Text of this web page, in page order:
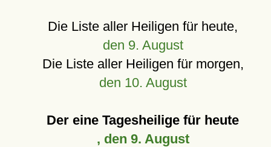
Die Liste aller Heiligen für heute,
den 9. August
Die Liste aller Heiligen für morgen,
den 10. August
Der eine Tagesheilige für heute
, den 9. August